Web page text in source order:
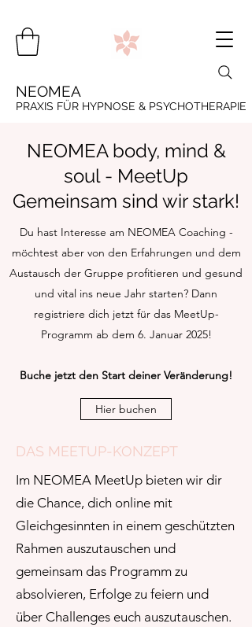
NEOMEA
PRAXIS FÜR HYPNOSE & PSYCHOTHERAPIE
NEOMEA body, mind &
soul - MeetUp
Gemeinsam sind wir stark!
Du hast Interesse am NEOMEA Coaching -
möchtest aber von den Erfahrungen und dem
Austausch der Gruppe profitieren und gesund
und vital ins neue Jahr starten? Dann
registriere dich jetzt für das MeetUp-
Programm ab dem 6. Januar 2025!
Buche jetzt den Start deiner Veränderung!
Hier buchen
DAS MEETUP-KONZEPT
Im NEOMEA MeetUp bieten wir dir
die Chance, dich online mit
Gleichgesinnten in einem geschützten
Rahmen auszutauschen und
gemeinsam das Programm zu
absolvieren, Erfolge zu feiern und
über Challenges euch auszutauschen.